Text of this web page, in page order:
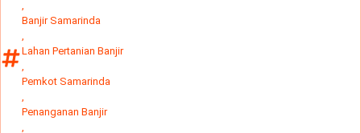
Banjir Samarinda
Lahan Pertanian Banjir
Pemkot Samarinda
Penanganan Banjir